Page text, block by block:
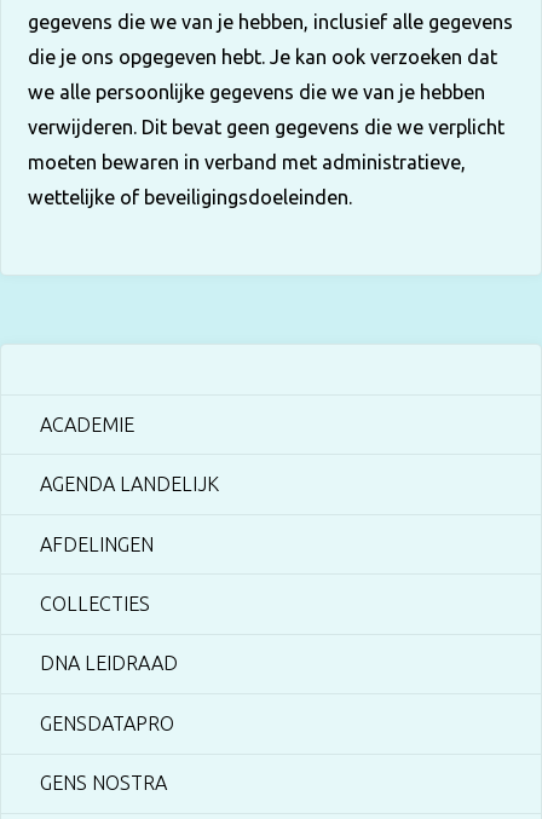
gegevens die we van je hebben, inclusief alle gegevens
die je ons opgegeven hebt. Je kan ook verzoeken dat
we alle persoonlijke gegevens die we van je hebben
verwijderen. Dit bevat geen gegevens die we verplicht
moeten bewaren in verband met administratieve,
wettelijke of beveiligingsdoeleinden.
ACADEMIE
AGENDA LANDELIJK
AFDELINGEN
COLLECTIES
DNA LEIDRAAD
GENSDATAPRO
GENS NOSTRA